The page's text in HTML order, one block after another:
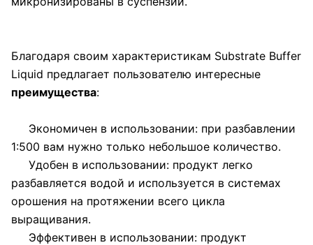
Благодаря своим характеристикам Substrate Buffer
Liquid предлагает пользователю интересные
преимущества:
Экономичен в использовании: при разбавлении
1:500 вам нужно только небольшое количество.
Удобен в использовании: продукт легко
разбавляется водой и используется в системах
орошения на протяжении всего цикла
выращивания.
Эффективен в использовании: продукт